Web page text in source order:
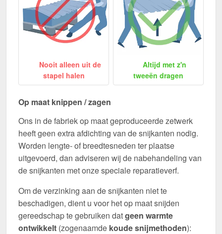
Nooit alleen uit de
stapel halen
Altijd met z'n
tweeën dragen
Op maat knippen / zagen
Ons in de fabriek op maat geproduceerde zetwerk
heeft geen extra afdichting van de snijkanten nodig.
Worden lengte- of breedtesneden ter plaatse
uitgevoerd, dan adviseren wij de nabehandeling van
de snijkanten met onze speciale reparatieverf.
Om de verzinking aan de snijkanten niet te
beschadigen, dient u voor het op maat snijden
gereedschap te gebruiken datgeen warmte
ontwikkelt (zogenaamde koude snijmethoden):